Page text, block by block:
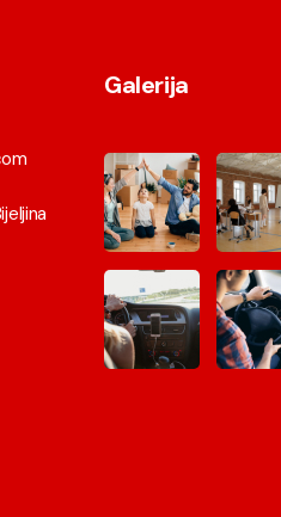
Galerija